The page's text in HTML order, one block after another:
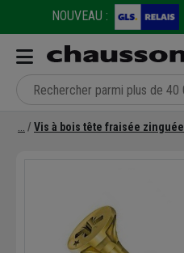
NOUVEAU :
Vis à bois tête fraisée zinguée